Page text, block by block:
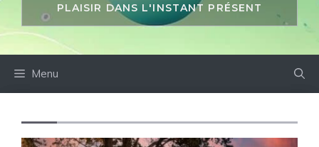
PLAISIR DANS L'INSTANT PRÉSENT
Menu